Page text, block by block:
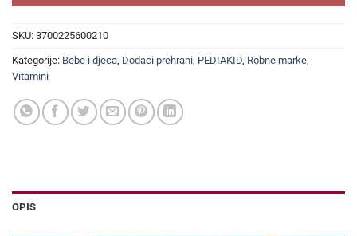
SKU: 3700225600210
Kategorije: Bebe i djeca Dodaci prehrani PEDIAKID Robne marke
Vitamini
OPIS